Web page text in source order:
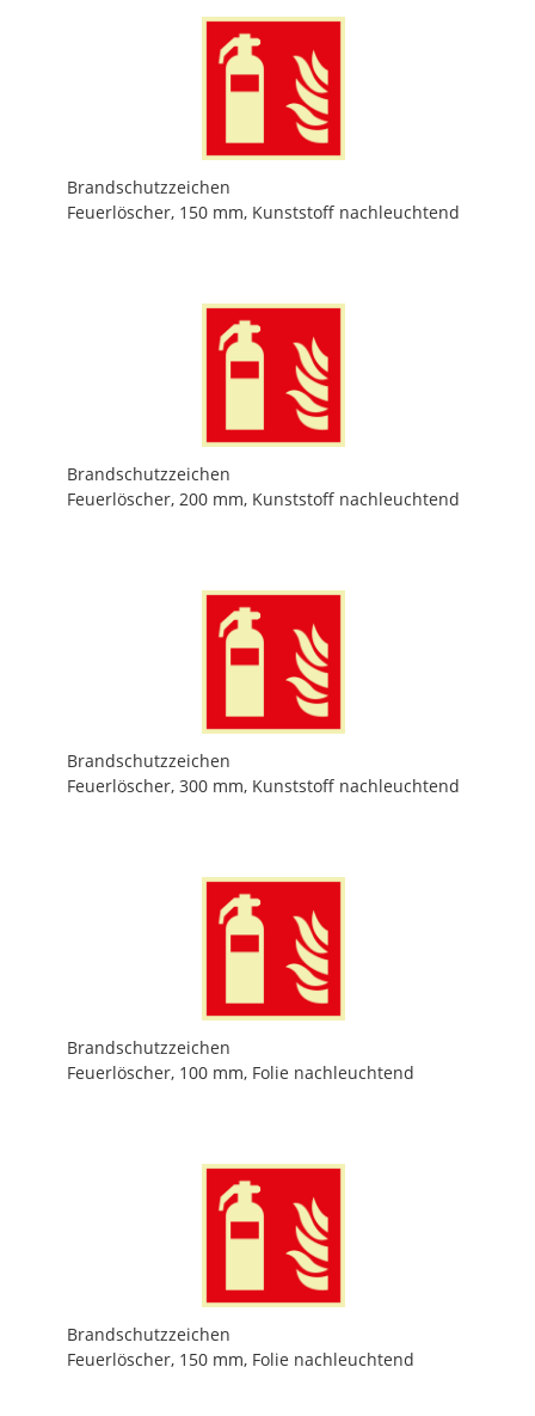
Brandschutzzeichen
Feuerlöscher, 150 mm, Kunststoff nachleuchtend
Brandschutzzeichen
Feuerlöscher, 200 mm, Kunststoff nachleuchtend
Brandschutzzeichen
Feuerlöscher, 300 mm, Kunststoff nachleuchtend
Brandschutzzeichen
Feuerlöscher, 100 mm, Folie nachleuchtend
Brandschutzzeichen
Feuerlöscher, 150 mm, Folie nachleuchtend